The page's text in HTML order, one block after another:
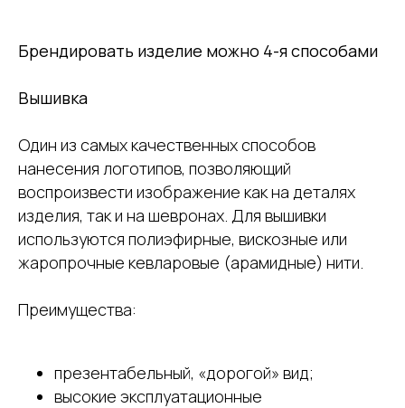
Брендировать изделие можно 4-я способами
Вышивка
Один из самых качественных способов
нанесения логотипов, позволяющий
воспроизвести изображение как на деталях
изделия, так и на шевронах. Для вышивки
используются полиэфирные, вискозные или
жаропрочные кевларовые (арамидные) нити.
Преимущества:
презентабельный, «дорогой» вид;
высокие эксплуатационные